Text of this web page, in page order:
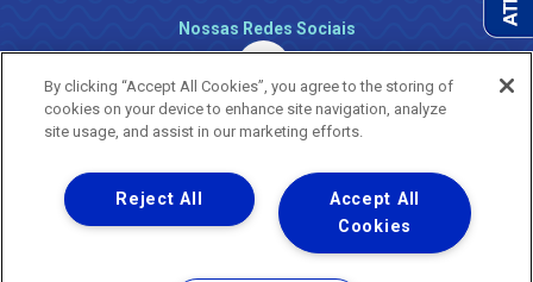
Nossas Redes Sociais
Uma empresa
Copyright ® 2026 - Todos os Direitos Reservados.
Nossa natureza movimenta a vida
By clicking “Accept All Cookies”, you agree to the storing of
cookies on your device to enhance site navigation, analyze
site usage, and assist in our marketing efforts.
Accept All
Cookies
Reject All